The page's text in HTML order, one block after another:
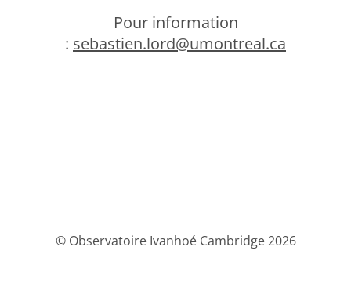
Pour information
: sebastien.lord@umontreal.ca
© Observatoire Ivanhoé Cambridge 2026